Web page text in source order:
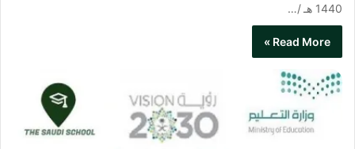
1440 هـ /…
Read More »